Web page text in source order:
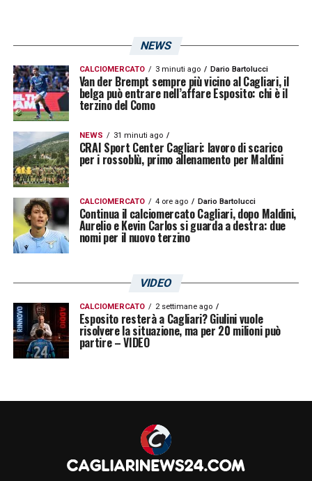
mercato chiara. La società rossoblù dovrà
individuare nuovi profili per rinforzare il
centrocampo e proseguire nel progetto
tecnico della prossima stagione.
L’esperienza di Folorunsho
quindi senza il riscatto, ma con un saluto
rispettoso e con un messaggio che
conferma quanto il gruppo abbia lasciato un
segno indelebile nel suo percorso.
LA PLAYLIST DELLE NOSTRE TOP NEWS
NEWS
CALCIOMERCATO 3 minuti ago Dario Bartolucci
Van der Brempt sempre più vicino al Cagliari, il
belga può entrare nell’affare Esposito: chi è il
terzino del Como
NEWS 31 minuti ago
CRAI Sport Center Cagliari: lavoro di scarico
per i rossoblù, primo allenamento per Maldini
CALCIOMERCATO 4 ore ago Dario Bartolucci
Continua il calciomercato Cagliari, dopo Maldini,
Aurelio e Kevin Carlos si guarda a destra: due
nomi per il nuovo terzino
VIDEO
CALCIOMERCATO 2 settimane ago
Esposito resterà a Cagliari? Giulini vuole
risolvere la situazione, ma per 20 milioni può
partire – VIDEO